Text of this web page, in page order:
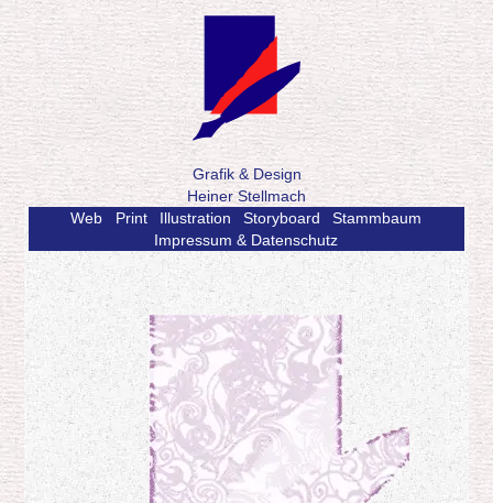
Grafik & Design
Heiner Stellmach
Web
Print Illustration Storyboard
Stammbaum
Impressum & Datenschutz